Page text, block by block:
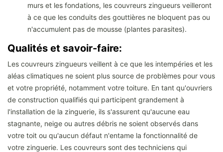
murs et les fondations, les couvreurs zingueurs veilleront
à ce que les conduits des gouttières ne bloquent pas ou
n'accumulent pas de mousse (plantes parasites).
Qualités et savoir-faire:
Les couvreurs zingueurs veillent à ce que les intempéries et les
aléas climatiques ne soient plus source de problèmes pour vous
et votre propriété, notamment votre toiture. En tant qu'ouvriers
de construction qualifiés qui participent grandement à
l'installation de la zinguerie, ils s'assurent qu'aucune eau
stagnante, neige ou autres débris ne soient observés dans
votre toit ou qu'aucun défaut n'entame la fonctionnalité de
votre zinguerie. Les couvreurs sont des techniciens qui